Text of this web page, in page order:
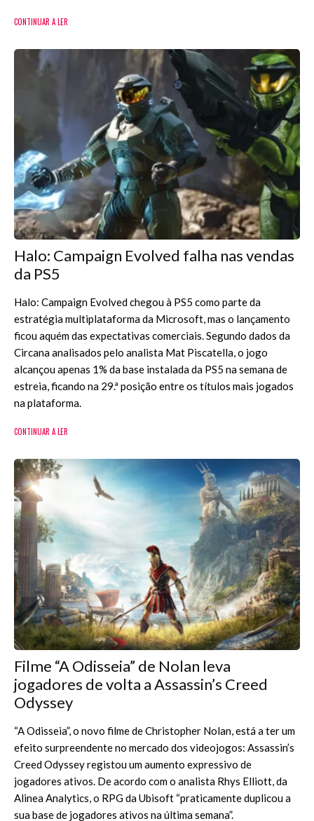
CONTINUAR A LER
Halo: Campaign Evolved falha nas vendas
da PS5
Halo: Campaign Evolved chegou à PS5 como parte da
estratégia multiplataforma da Microsoft, mas o lançamento
ficou aquém das expectativas comerciais. Segundo dados da
Circana analisados pelo analista Mat Piscatella, o jogo
alcançou apenas 1% da base instalada da PS5 na semana de
estreia, ficando na 29.ª posição entre os títulos mais jogados
na plataforma.
CONTINUAR A LER
Filme “A Odisseia” de Nolan leva
jogadores de volta a Assassin’s Creed
Odyssey
“A Odisseia”, o novo filme de Christopher Nolan, está a ter um
efeito surpreendente no mercado dos videojogos: Assassin’s
Creed Odyssey registou um aumento expressivo de
jogadores ativos. De acordo com o analista Rhys Elliott, da
Alinea Analytics, o RPG da Ubisoft “praticamente duplicou a
sua base de jogadores ativos na última semana”.